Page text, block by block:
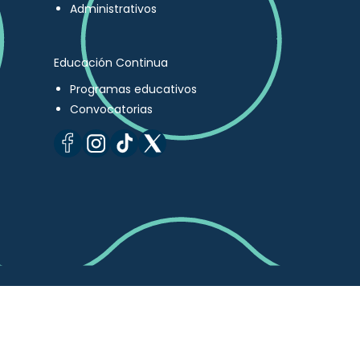
Administrativos
Educación Continua
Programas educativos
Convocatorias